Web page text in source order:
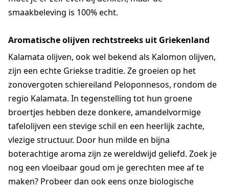
smaakbeleving is 100% echt.
Aromatische olijven rechtstreeks uit Griekenland
Kalamata olijven, ook wel bekend als Kalomon olijven,
zijn een echte Griekse traditie. Ze groeien op het
zonovergoten schiereiland Peloponnesos, rondom de
regio Kalamata. In tegenstelling tot hun groene
broertjes hebben deze donkere, amandelvormige
tafelolijven een stevige schil en een heerlijk zachte,
vlezige structuur. Door hun milde en bijna
boterachtige aroma zijn ze wereldwijd geliefd. Zoek je
nog een vloeibaar goud om je gerechten mee af te
maken? Probeer dan ook eens onze biologische